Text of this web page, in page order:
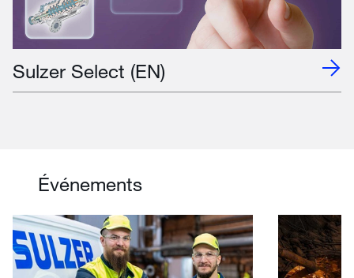
Sulzer Select (EN)
Événements